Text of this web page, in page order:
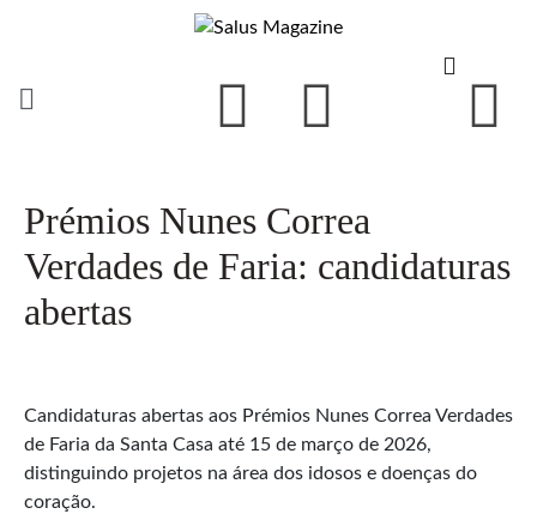
Prémios Nunes Correa
Verdades de Faria: candidaturas
abertas
Candidaturas abertas aos Prémios Nunes Correa Verdades
de Faria da Santa Casa até 15 de março de 2026,
distinguindo projetos na área dos idosos e doenças do
coração.